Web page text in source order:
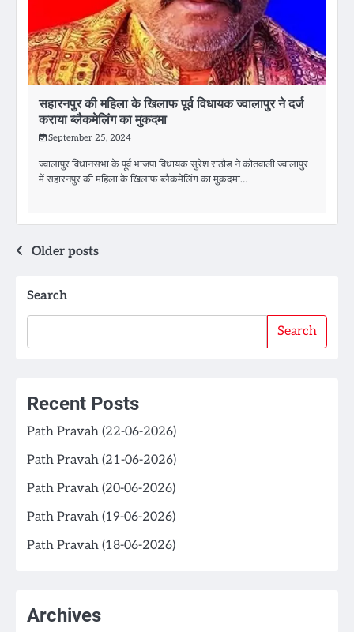
सहारनपुर की महिला के खिलाफ पूर्व विधायक ज्वालापुर ने दर्ज
कराया ब्लैकमेलिंग का मुकदमा
September 25, 2024
ज्वालापुर विधानसभा के पूर्व भाजपा विधायक सुरेश राठौड ने कोतवाली ज्वालापुर
में सहारनपुर की महिला के खिलाफ ब्लैकमेलिंग का मुकदमा…
Posts
Older posts
Search
Search
Recent Posts
Path Pravah (22-06-2026)
Path Pravah (21-06-2026)
Path Pravah (20-06-2026)
Path Pravah (19-06-2026)
Path Pravah (18-06-2026)
Archives